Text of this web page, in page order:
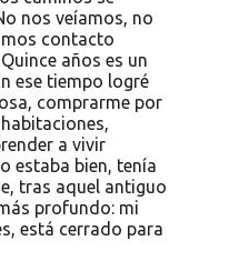
nos veíamos, no
contacto
años es un
ese tiempo logré
comprarme por
a vivir
estaba bien, tenía
tras aquel antiguo
profundo: mi
está cerrado para